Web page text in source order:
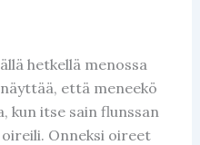
hetkellä menossa
että meneekö
kun itse sain flunssan
Onneksi oireet